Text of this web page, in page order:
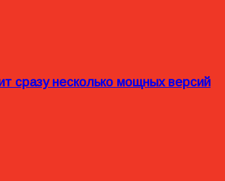
сразу несколько мощных версий